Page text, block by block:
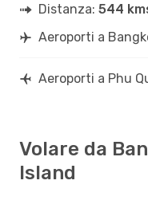
Distanza: 544
Aeroporti a
Aeroporti a Phu
Volare da
Island